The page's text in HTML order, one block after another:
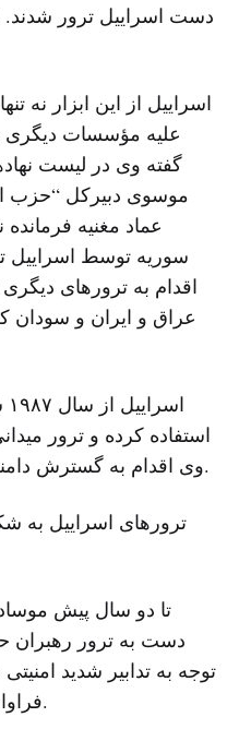
دست اسراییل ترور شدند.
اسراییل از این ابزار نه
علیه مؤسسات دیگری
گفته وی در لیست
سوریه توسط اسراییل
اقدام به ترورهای
عراق و ایران و سودان
استفاده کرده و ترور
وی اقدام به گسترش دامنه ترورها در انتفاضه دوم کرد.
ترورهای اسراییل به
تا دو سال پیش
دست به ترور رهبران
توجه به تدابیر شدید
فراوانی برای ترور آنان روبروست.